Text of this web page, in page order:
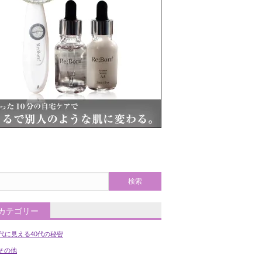
テゴリー
に見える40代の秘密
他